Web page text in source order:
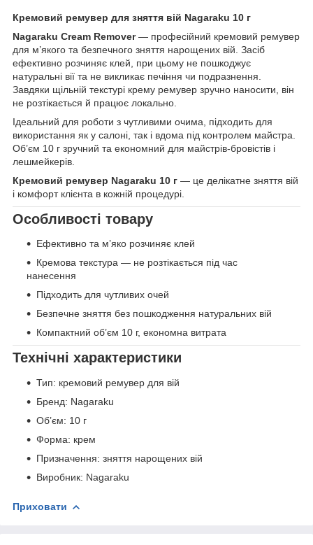
Кремовий ремувер для зняття вій Nagaraku 10 г
Nagaraku Cream Remover— професійний кремовий ремувер
для м’якого та безпечного зняття нарощених вій. Засіб
ефективно розчиняє клей, при цьому не пошкоджує
натуральні вії та не викликає печіння чи подразнення.
Завдяки щільній текстурі крему ремувер зручно наносити, він
не розтікається й працює локально.
Ідеальний для роботи з чутливими очима, підходить для
використання як у салоні, так і вдома під контролем майстра.
Об’єм 10 г зручний та економний для майстрів-бровістів і
лешмейкерів.
Кремовий ремувер Nagaraku 10 г — це делікатне зняття вій
і комфорт клієнта в кожній процедурі.
Особливості товару
Ефективно та м’яко розчиняє клей
Кремова текстура — не розтікається під час
нанесення
Підходить для чутливих очей
Безпечне зняття без пошкодження натуральних вій
Компактний об’єм 10 г, економна витрата
Технічні характеристики
Тип: кремовий ремувер для вій
Бренд: Nagaraku
Об’єм: 10 г
Форма: крем
Призначення: зняття нарощених вій
Виробник: Nagaraku
Приховати